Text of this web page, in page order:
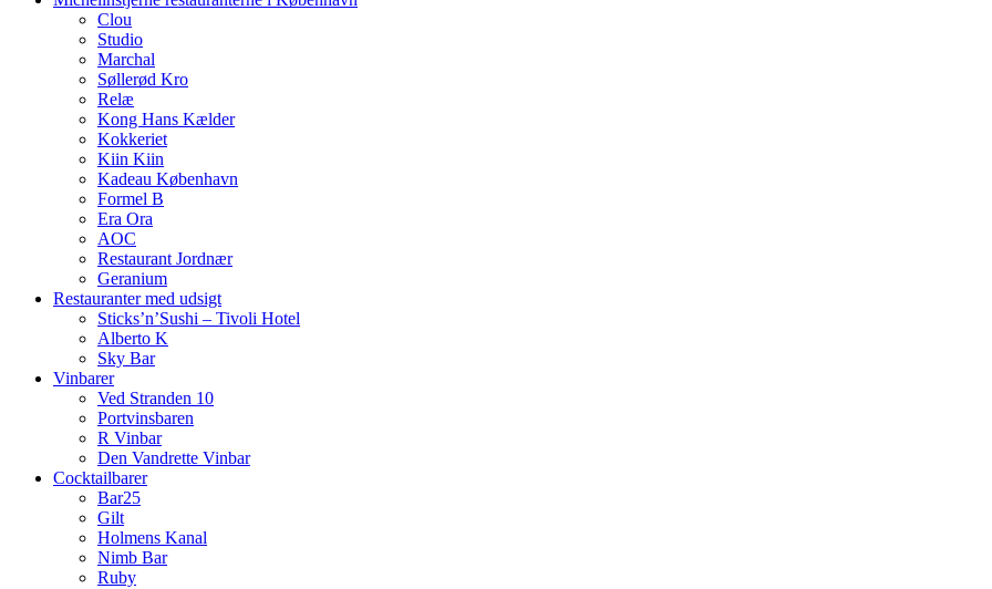
Clou
Studio
Marchal
Søllerød Kro
Relæ
Kong Hans Kælder
Kokkeriet
Kiin Kiin
Kadeau København
Formel B
Era Ora
AOC
Restaurant Jordnær
Geranium
Restauranter med udsigt
Sticks’n’Sushi – Tivoli Hotel
Alberto K
Sky Bar
Vinbarer
Ved Stranden 10
Portvinsbaren
R Vinbar
Den Vandrette Vinbar
Cocktailbarer
Bar25
Gilt
Holmens Kanal
Nimb Bar
Ruby